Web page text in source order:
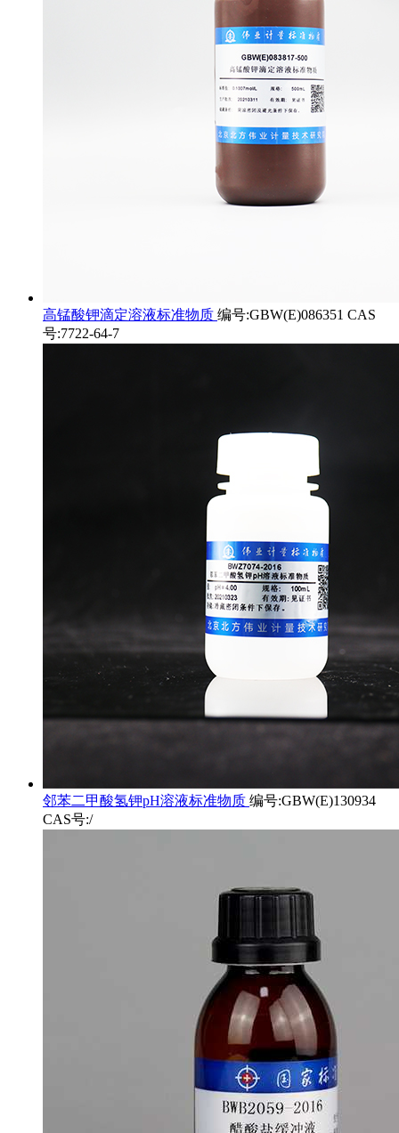
高锰酸钾滴定溶液标准物质 编号:GBW(E)086351 CAS
号:7722-64-7
邻苯二甲酸氢钾pH溶液标准物质 编号:GBW(E)130934
CAS号:/